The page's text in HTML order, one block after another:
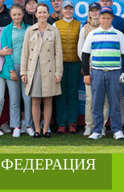
ФЕДЕРАЦИЯ